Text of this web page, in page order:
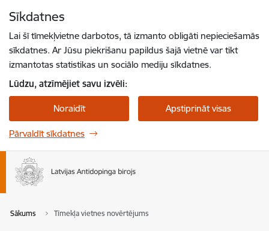
Sīkdatnes
Lai šī tīmekļvietne darbotos, tā izmanto obligāti nepieciešamās
sīkdatnes. Ar Jūsu piekrišanu papildus šajā vietnē var tikt
izmantotas statistikas un sociālo mediju sīkdatnes.
Lūdzu, atzīmējiet savu izvēli:
Noraidīt Apstiprināt visas
Pārvaldīt sīkdatnes
Sākums Tīmekļa vietnes novērtējums